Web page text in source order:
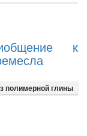
к
полимерной глины